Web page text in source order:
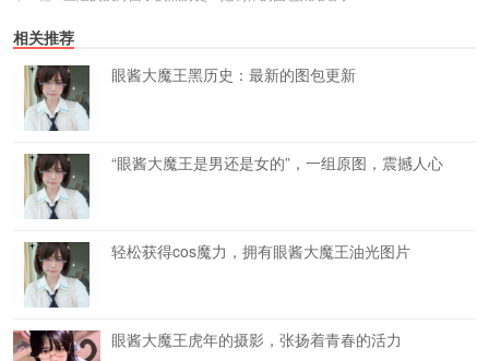
相关推荐
眼酱大魔王黑历史：最新的图包更新
“眼酱大魔王是男还是女的”，一组原图，震撼人心
轻松获得cos魔力，拥有眼酱大魔王油光图片
眼酱大魔王虎年的摄影，张扬着青春的活力